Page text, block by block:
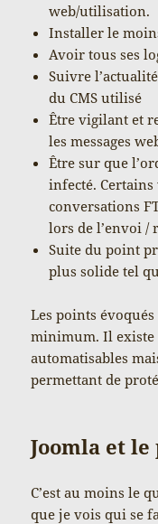
web/utilisation.
Installer le
Avoir tous ses
Suivre
du CMS utilisé
Être vigilant et
les messages
Être sur que
infecté.
conversations
lors de l’envoi /
Suite du point
plus solide tel
Les points
minimum. Il existe
automatisables
permettant de
Joomla et
C’est au moins le
que je vois qui se